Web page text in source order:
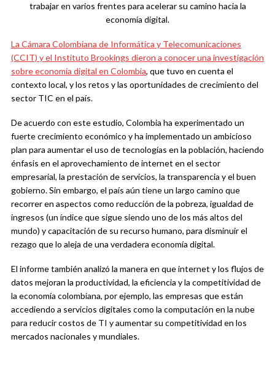
trabajar en varios frentes para acelerar su camino hacia la
economía digital.
La Cámara Colombiana de Informática y Telecomunicaciones
(CCIT) y el Instituto Brookings dieron a conocer una investigación
sobre economía digital en Colombia, que tuvo en cuenta el
contexto local, y los retos y las oportunidades de crecimiento del
sector TIC en el país.
De acuerdo con este estudio, Colombia ha experimentado un
fuerte crecimiento económico y ha implementado un ambicioso
plan para aumentar el uso de tecnologías en la población, haciendo
énfasis en el aprovechamiento de internet en el sector
empresarial, la prestación de servicios, la transparencia y el buen
gobierno. Sin embargo, el país aún tiene un largo camino que
recorrer en aspectos como reducción de la pobreza, igualdad de
ingresos (un índice que sigue siendo uno de los más altos del
mundo) y capacitación de su recurso humano, para disminuir el
rezago que lo aleja de una verdadera economía digital.
El informe también analizó la manera en que internet y los flujos de
datos mejoran la productividad, la eficiencia y la competitividad de
la economía colombiana, por ejemplo, las empresas que están
accediendo a servicios digitales como la computación en la nube
para reducir costos de TI y aumentar su competitividad en los
mercados nacionales y mundiales.